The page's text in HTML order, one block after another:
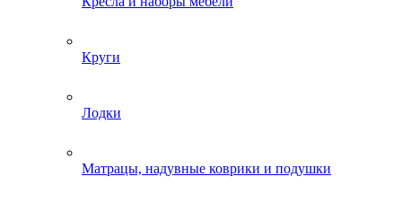
Круги
Лодки
Матрацы, надувные коврики и подушки